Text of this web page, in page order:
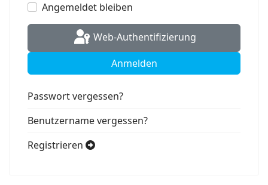
Angemeldet bleiben
Web-Authentifizierung
Anmelden
Passwort vergessen?
Benutzername vergessen?
Registrieren